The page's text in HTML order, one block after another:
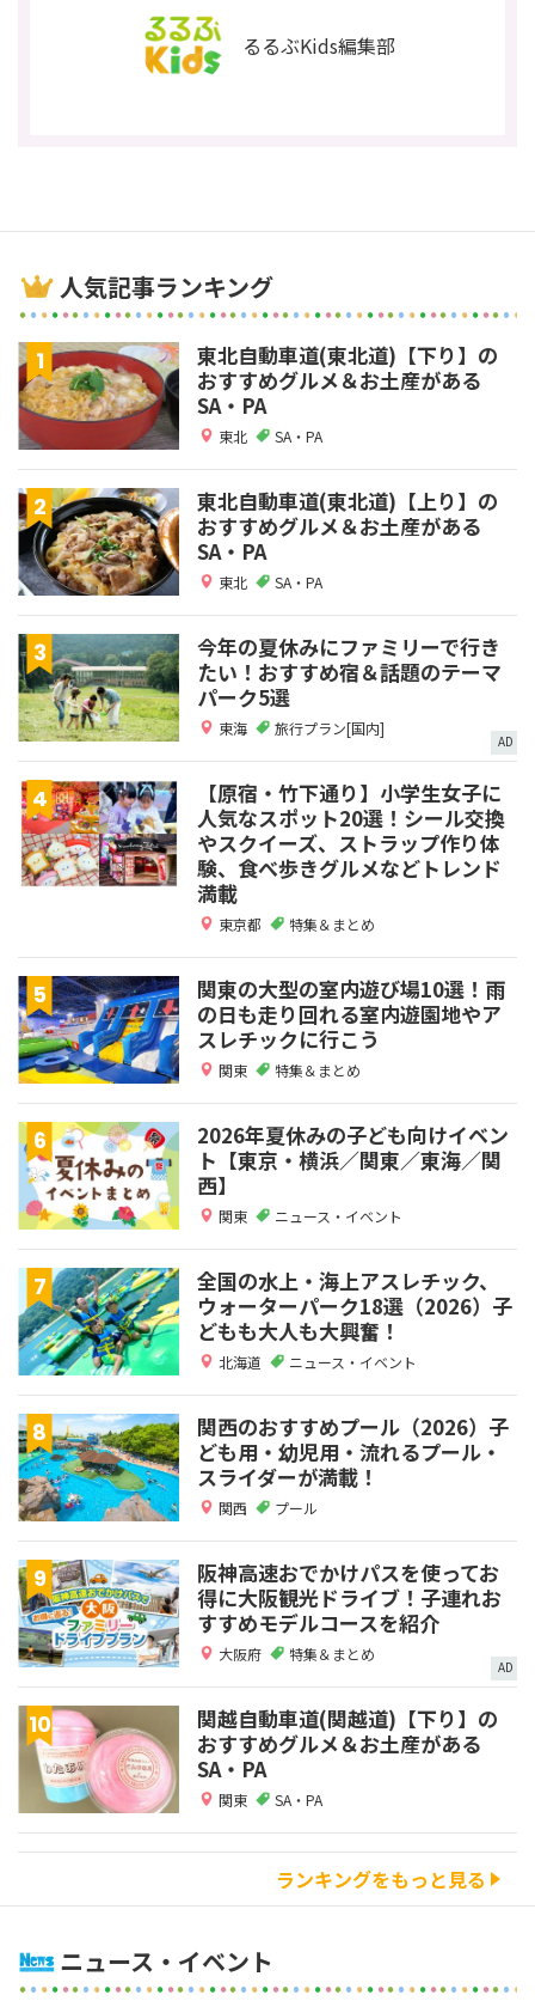
るるぶKids編集部
人気記事ランキング
東北自動車道(東北道)【下り】の
おすすめグルメ＆お土産がある
SA・PA
東北 SA・PA
東北自動車道(東北道)【上り】の
おすすめグルメ＆お土産がある
SA・PA
東北 SA・PA
今年の夏休みにファミリーで行き
たい！おすすめ宿＆話題のテーマ
パーク5選
東海 旅行プラン[国内]
AD
【原宿・竹下通り】小学生女子に
人気なスポット20選！シール交換
やスクイーズ、ストラップ作り体
験、食べ歩きグルメなどトレンド
満載
東京都 特集＆まとめ
関東の大型の室内遊び場10選！雨
の日も走り回れる室内遊園地やア
スレチックに行こう
関東 特集＆まとめ
2026年夏休みの子ども向けイベン
ト【東京・横浜／関東／東海／関
西】
関東 ニュース・イベント
全国の水上・海上アスレチック、
ウォーターパーク18選（2026）子
どもも大人も大興奮！
北海道 ニュース・イベント
関西のおすすめプール（2026）子
ども用・幼児用・流れるプール・
スライダーが満載！
関西 プール
阪神高速おでかけパスを使ってお
得に大阪観光ドライブ！子連れお
すすめモデルコースを紹介
大阪府 特集＆まとめ
AD
関越自動車道(関越道)【下り】の
おすすめグルメ＆お土産がある
SA・PA
関東 SA・PA
ランキングをもっと見る
ニュース・イベント